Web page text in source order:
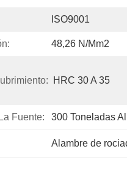
ISO9001
48,26 N/mm2
HRC 30 A 35
Fuente: 300 Toneladas
Alambre de